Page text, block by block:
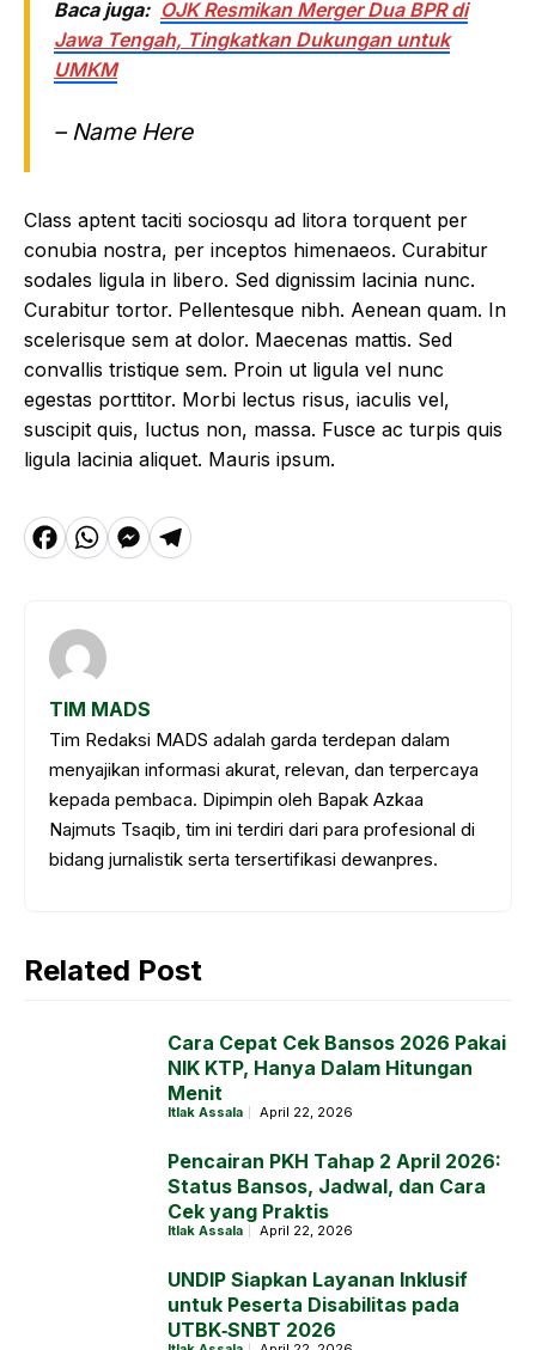
Baca juga: OJK Resmikan Merger Dua BPR di
Jawa Tengah, Tingkatkan Dukungan untuk
UMKM
– Name Here
Class aptent taciti sociosqu ad litora torquent per
conubia nostra, per inceptos himenaeos. Curabitur
sodales ligula in libero. Sed dignissim lacinia nunc.
Curabitur tortor. Pellentesque nibh. Aenean quam. In
scelerisque sem at dolor. Maecenas mattis. Sed
convallis tristique sem. Proin ut ligula vel nunc
egestas porttitor. Morbi lectus risus, iaculis vel,
suscipit quis, luctus non, massa. Fusce ac turpis quis
ligula lacinia aliquet. Mauris ipsum.
F
e
b
o
o
W
a
t
s
A
p
p
M
e
n
g
e
r
T
a
m
TIM MADS
Tim Redaksi MADS adalah garda terdepan dalam
menyajikan informasi akurat, relevan, dan terpercaya
kepada pembaca. Dipimpin oleh Bapak Azkaa
Najmuts Tsaqib, tim ini terdiri dari para profesional di
bidang jurnalistik serta tersertifikasi dewanpres.
Related Post
Cara Cepat Cek Bansos 2026 Pakai
NIK KTP, Hanya Dalam Hitungan
Menit
Itlak Assala April 22, 2026
Pencairan PKH Tahap 2 April 2026:
Status Bansos, Jadwal, dan Cara
Cek yang Praktis
Itlak Assala April 22, 2026
UNDIP Siapkan Layanan Inklusif
untuk Peserta Disabilitas pada
UTBK‑SNBT 2026